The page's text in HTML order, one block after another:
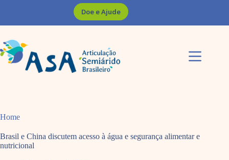
Doe e Ajude
Home
Brasil e China discutem acesso à água e segurança alimentar e
nutricional